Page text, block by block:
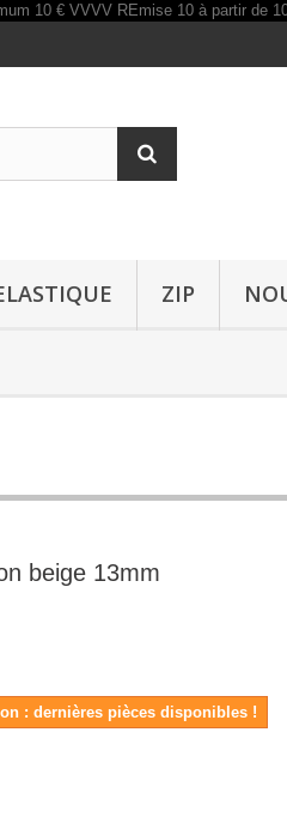
ZIP
beige 13mm
: dernières pièces disponibles !